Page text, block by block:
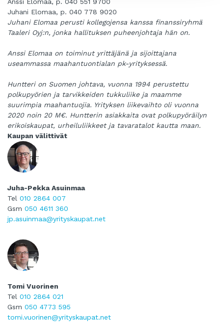
Anssi Elomaa, p. 040 551 9700
Juhani Elomaa, p. 040 778 9020
Juhani Elomaa perusti kollegojensa kanssa finanssiryhmä
Taaleri Oyj:n, jonka hallituksen puheenjohtaja hän on.
Anssi Elomaa on toiminut yrittäjänä ja sijoittajana
useammassa maahantuontialan pk-yrityksessä.
Huntteri on Suomen johtava, vuonna 1994 perustettu
polkupyörien ja tarvikkeiden tukkuliike ja maamme
suurimpia maahantuojia. Yrityksen liikevaihto oli vuonna
2020 noin 20 M€. Huntterin asiakkaita ovat polkupyöräilyn
erikoiskaupat, urheiluliikkeet ja tavaratalot kautta maan.
Kaupan välittivät
Juha-Pekka Asuinmaa
Tel 010 2864 007
Gsm 050 4611 360
jp.asuinmaa@yrityskaupat.net
Tomi Vuorinen
Tel 010 2864 021
Gsm 050 4773 595
tomi.vuorinen@yrityskaupat.net